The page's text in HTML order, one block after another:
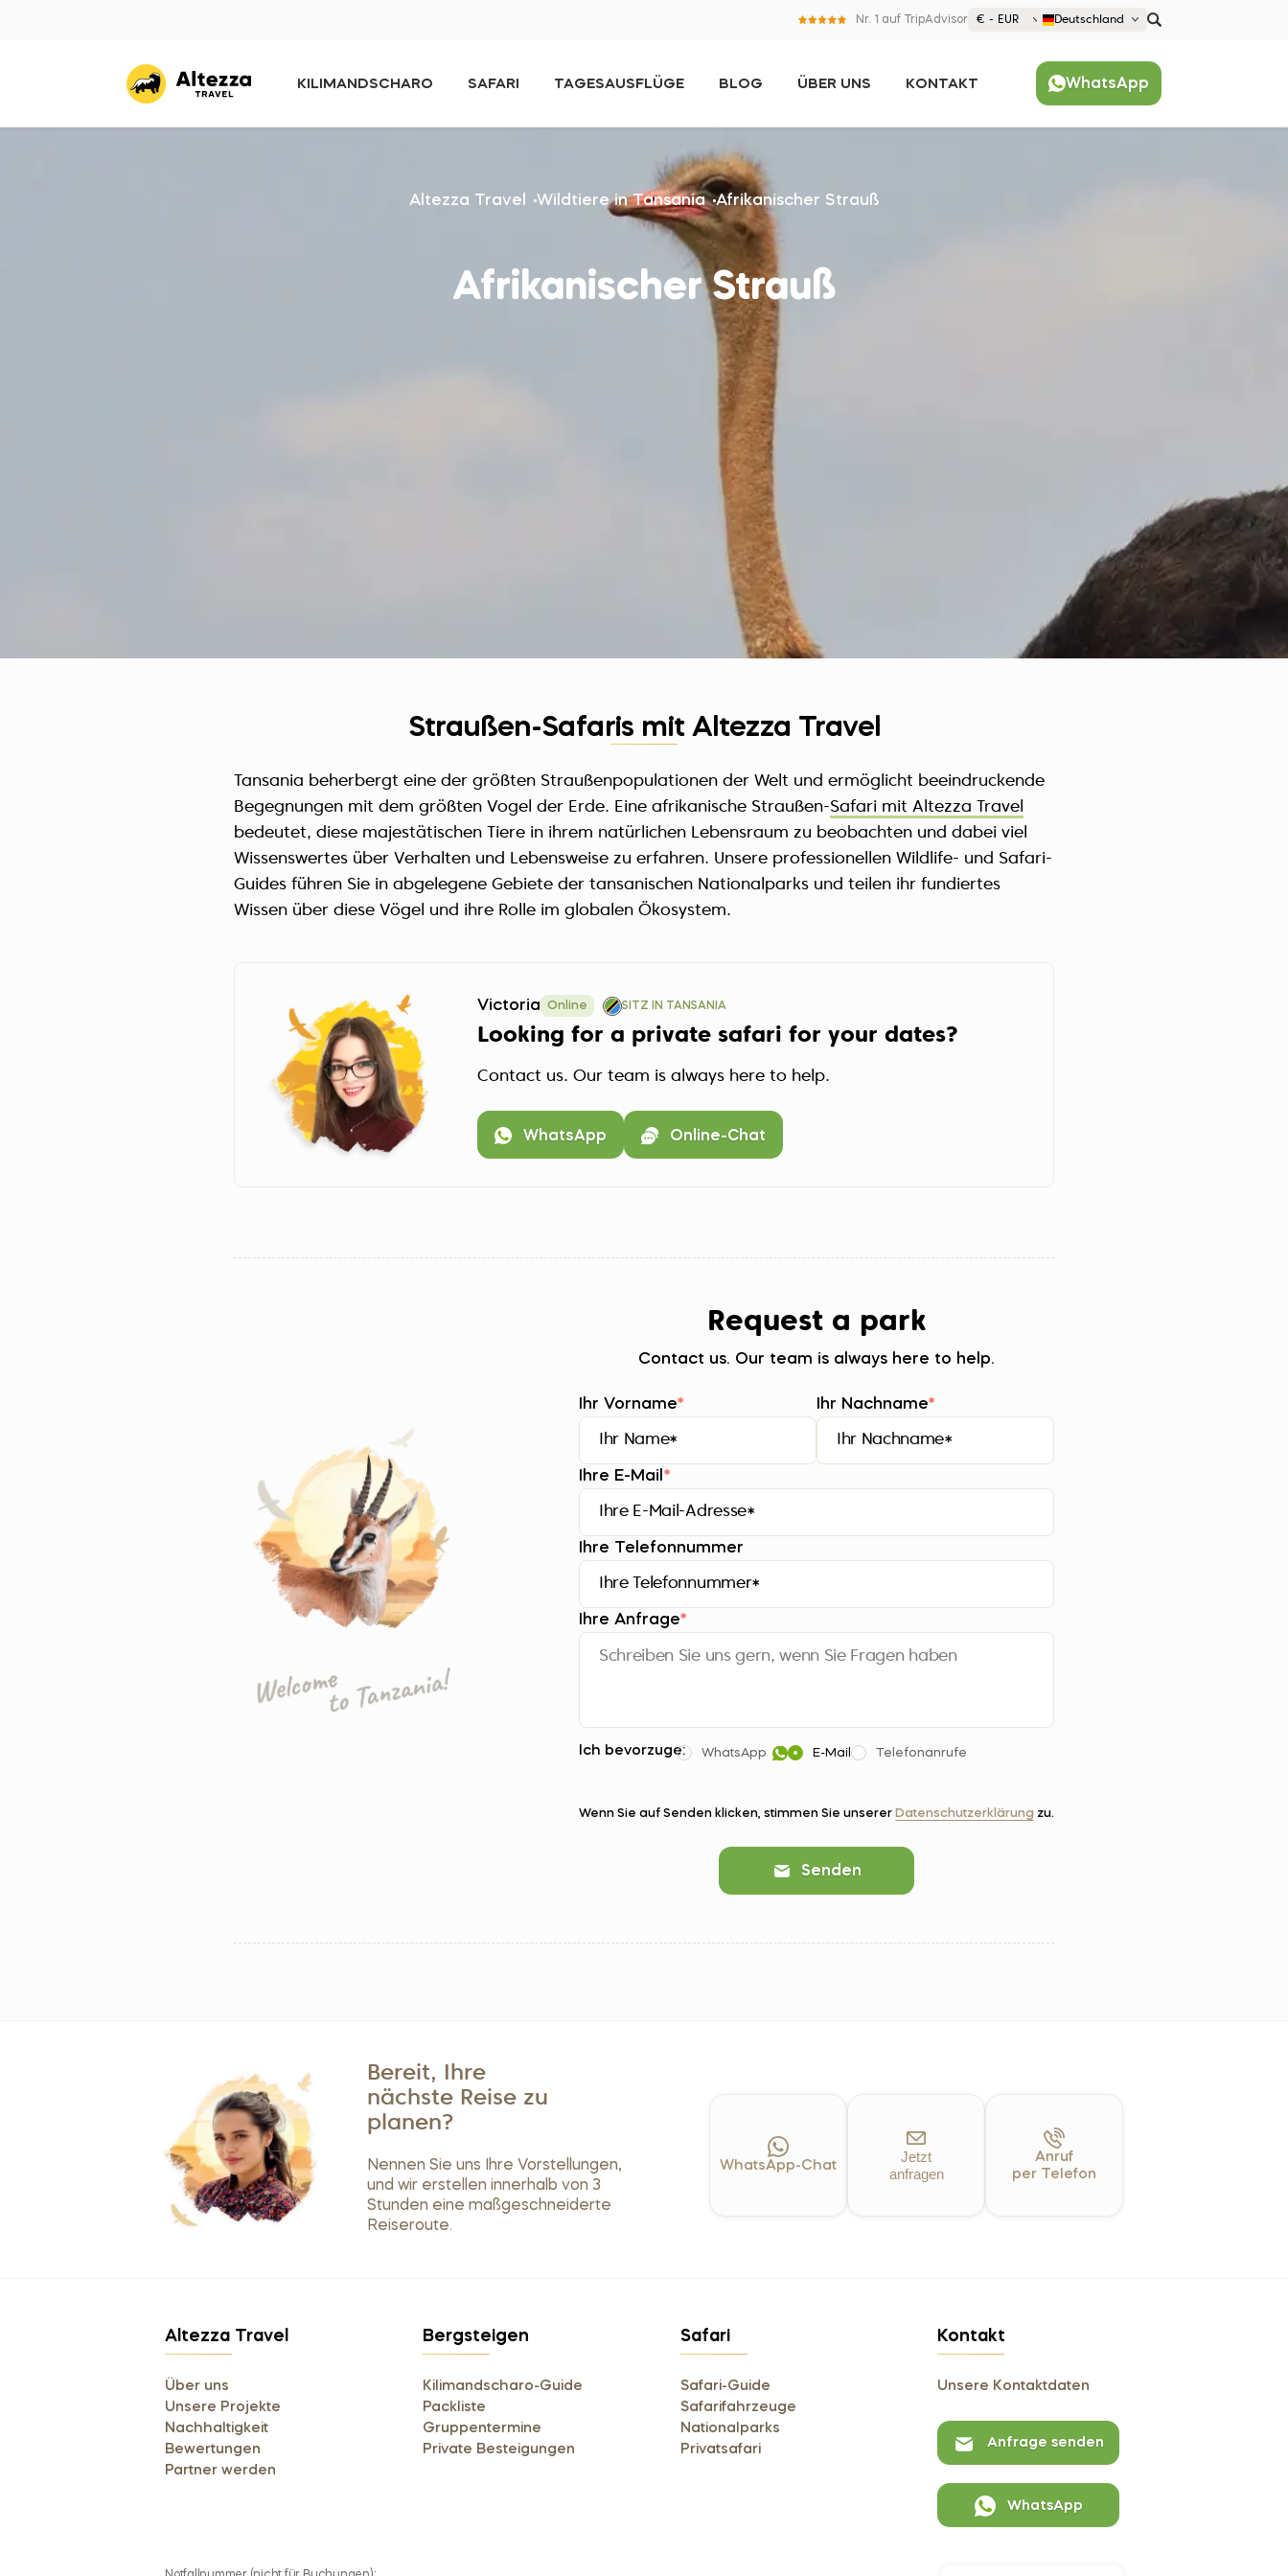
Nr. 1 auf TripAdvisor € - EUR Deutschland
Nederland (Nederlands)
Sverige (Svenska)
Schweiz (Deutsch)
Україна (Українська)
KILIMANDSCHARO SAFARI TAGESAUSFLÜGE BLOG ÜBER UNS KONTAKT WhatsApp
Altezza Travel Wildtiere in Tansania Afrikanischer Strauß
Afrikanischer Strauß
Straußen-Safaris mit Altezza Travel
Tansania beherbergt eine der größten Straußenpopulationen der Welt und ermöglicht beeindruckende
Begegnungen mit dem größten Vogel der Erde. Eine afrikanische Straußen-Safari mit Altezza Travel
bedeutet, diese majestätischen Tiere in ihrem natürlichen Lebensraum zu beobachten und dabei viel
Wissenswertes über Verhalten und Lebensweise zu erfahren. Unsere professionellen Wildlife- und Safari-
Guides führen Sie in abgelegene Gebiete der tansanischen Nationalparks und teilen ihr fundiertes
Wissen über diese Vögel und ihre Rolle im globalen Ökosystem.
Victoria Online SITZ IN TANSANIA
Looking for a private safari for your dates?
Contact us. Our team is always here to help.
WhatsApp Online-Chat
Request a park
Contact us. Our team is always here to help.
Ihr Vorname* Ihr Nachname*
Ihre E-Mail*
Ihre Telefonnummer
Ihre Anfrage*
Ich bevorzuge: WhatsApp E-Mail Telefonanrufe
Wenn Sie auf Senden klicken, stimmen Sie unserer Datenschutzerklärung zu.
Senden
Bereit, Ihre
nächste Reise zu
planen?
Nennen Sie uns Ihre Vorstellungen,
und wir erstellen innerhalb von 3
Stunden eine maßgeschneiderte
Reiseroute.
WhatsApp-Chat
Jetzt
anfragen
Anruf
per Telefon
Altezza Travel
Über uns
Unsere Projekte
Nachhaltigkeit
Bewertungen
Partner werden
Bergsteigen
Kilimandscharo-Guide
Packliste
Gruppentermine
Private Besteigungen
Safari
Safari-Guide
Safarifahrzeuge
Nationalparks
Privatsafari
Kontakt
Unsere Kontaktdaten
Anfrage senden
WhatsApp